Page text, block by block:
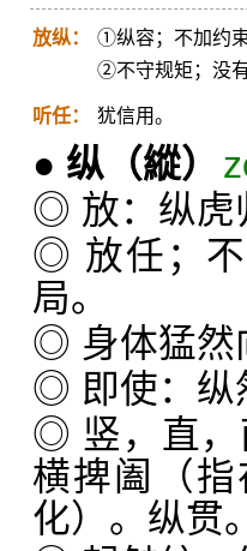
放纵：
①纵容；不加约束
②不守规矩；没
听任： 犹信用。
● 纵 （縱）
◎ 放：纵虎
◎ 放任；不
局。
◎ 身体猛然
◎ 即使：纵
◎ 竖，直，
横捭阖（
化）。纵贯